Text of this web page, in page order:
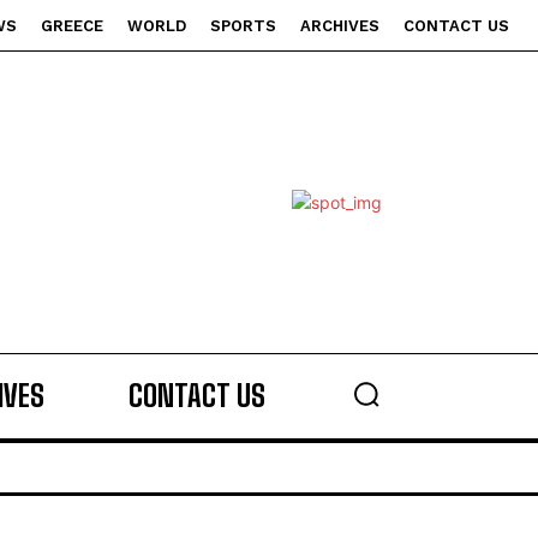
GREECE WORLD SPORTS ARCHIVES CONTACT US
CONTACT US